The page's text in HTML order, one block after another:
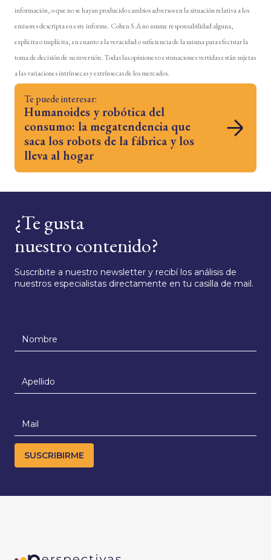
información, o que no se hayan producido cambios adversos en la situación relativa a los
emisores descripta en este informe. Cohen S.A no asume responsabilidad alguna,
explícita o implícita, en cuanto a la veracidad o suficiencia de la misma para efectuar la
toma de decisión de su inversión. Todas las opiniones o estimaciones vertidas están sujetas
a las variaciones intrínsecas y extrínsecas de los mercados.
Te puede interesar:
Humanoides y robótica del
consumo: la megatendencia que
saca los robots de la fábrica y los
lleva al hogar
¿Te gusta
nuestro contenido?
Suscribite a nuestro newsletter y recibí los análisis de
nuestros especialistas directamente en tu casilla de mail.